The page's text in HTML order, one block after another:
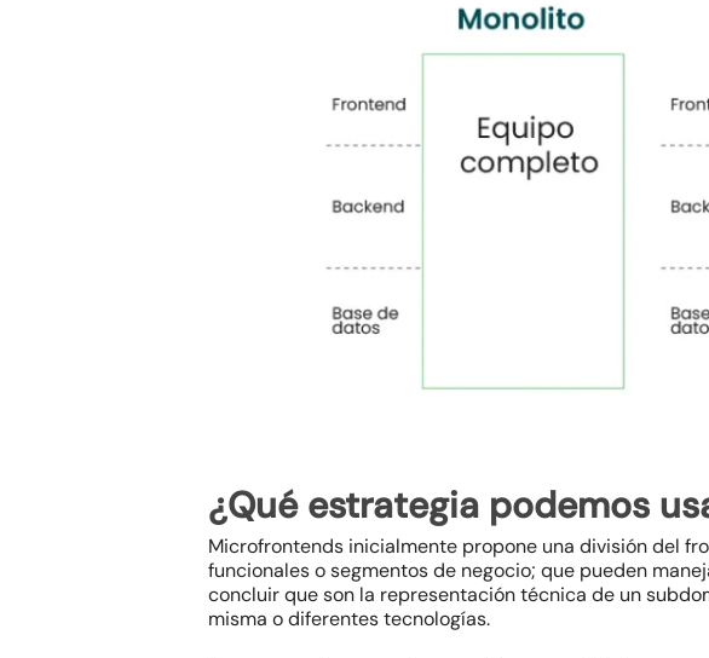
¿Qué estrategia podemos
Microfrontends inicialmente propone una división del
funcionales o segmentos de negocio; que pueden
concluir que son la representación técnica de un
misma o diferentes tecnologías.